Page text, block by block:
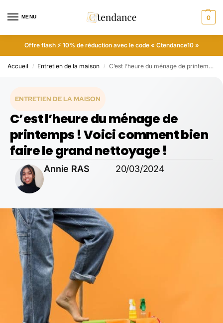
MENU 0
Offre flash ⚡ 10% de réduction avec le code « Ctendance10 »
Accueil / Entretien de la maison / C’est l’heure du ménage de printemps ! Voici comment bien faire le grand nettoyage !
ENTRETIEN DE LA MAISON
C’est l’heure du ménage de
printemps ! Voici comment bien
faire le grand nettoyage !
Annie RAS 20/03/2024